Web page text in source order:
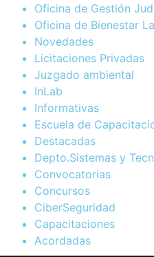
Oficina de Gestión
Oficina de Bienestar
Novedades
Licitaciones Privadas
Juzgado ambiental
InLab
Informativas
Escuela de
Destacadas
Depto.Sistemas y
Convocatorias
Concursos
CiberSeguridad
Capacitaciones
Acordadas